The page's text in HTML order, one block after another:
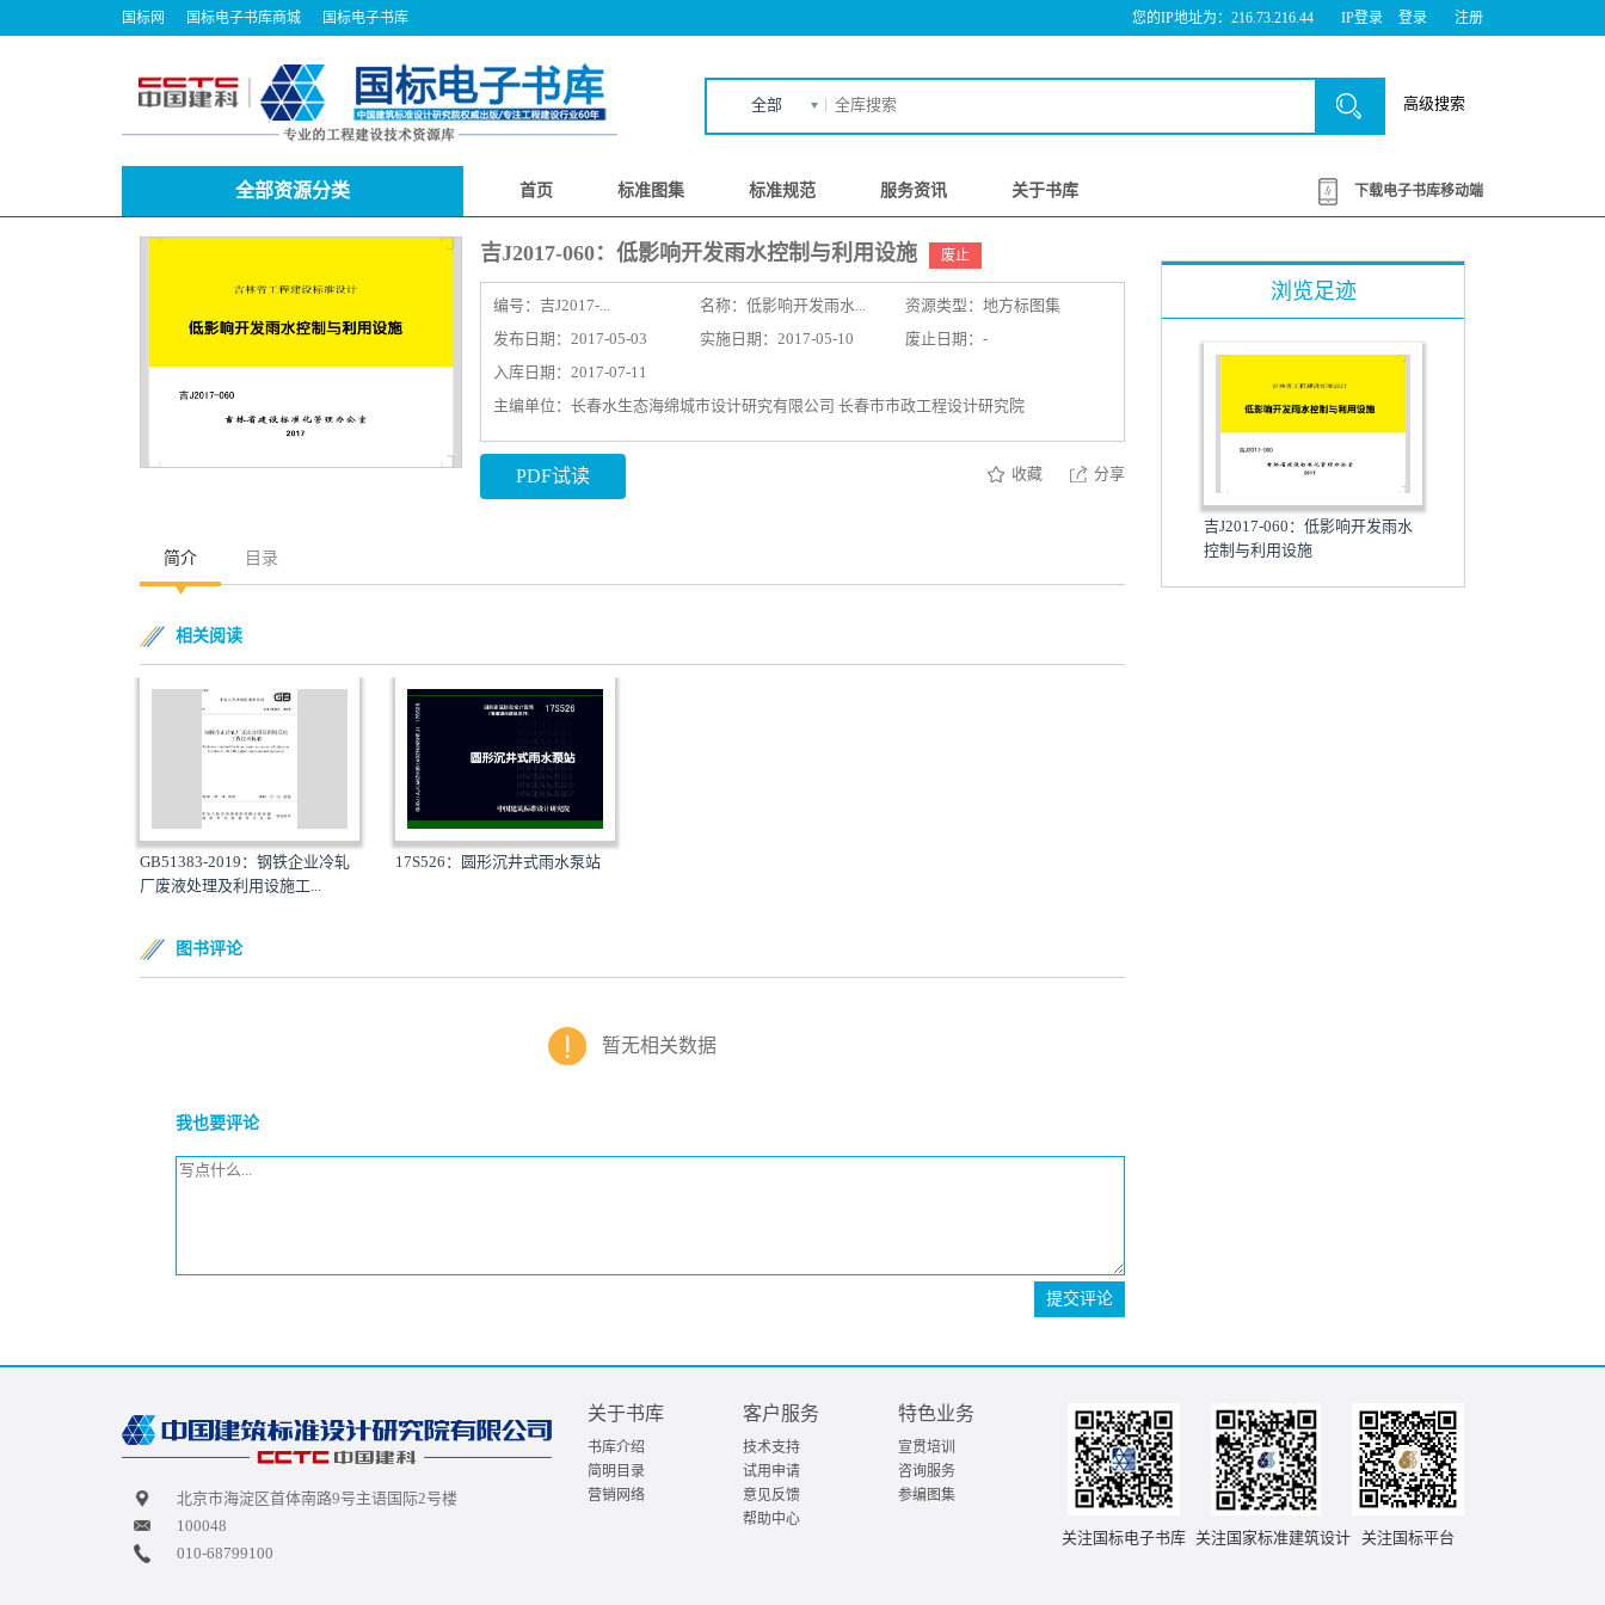
国标网 国标电子书库商城 国标电子书库 您的IP地址为：216.73.216.44 IP登录 登录 注册
全部 高级搜索
全部资源分类 首页 标准图集 标准规范 服务资讯 关于书库 下载电子书库移动端
吉J2017-060：低影响开发雨水控制与利用设施 废止
编号： 吉J2017-... 名称： 低影响开发雨水...
资源类型：地方标图集
发布日期：2017-05-03
实施日期：2017-05-10
废止日期：-
入库日期：2017-07-11
主编单位：长春水生态海绵城市设计研究有限公司 长春市市政工程设计研究院
PDF试读 收藏 分享
简介 目录
相关阅读
GB51383-2019：钢铁企业冷轧
厂废液处理及利用设施工...
17S526：圆形沉井式雨水泵站
图书评论
暂无相关数据
我也要评论
提交评论
浏览足迹
吉J2017-060：低影响开发雨水
控制与利用设施
北京市海淀区首体南路9号主语国际2号楼
100048
010-68799100
关于书库
书库介绍
简明目录
营销网络
客户服务
技术支持
试用申请
意见反馈
帮助中心
特色业务
宣贯培训
咨询服务
参编图集
关注国标电子书库 关注国家标准建筑设计 关注国标平台